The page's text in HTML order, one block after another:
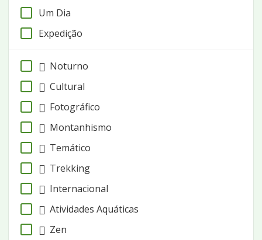
Um Dia
Expedição
Noturno
Cultural
Fotográfico
Montanhismo
Temático
Trekking
Internacional
Atividades Aquáticas
Zen